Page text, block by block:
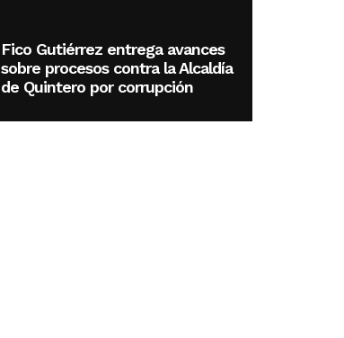
Fico Gutiérrez entrega avances
sobre procesos contra la Alcaldía
de Quintero por corrupción